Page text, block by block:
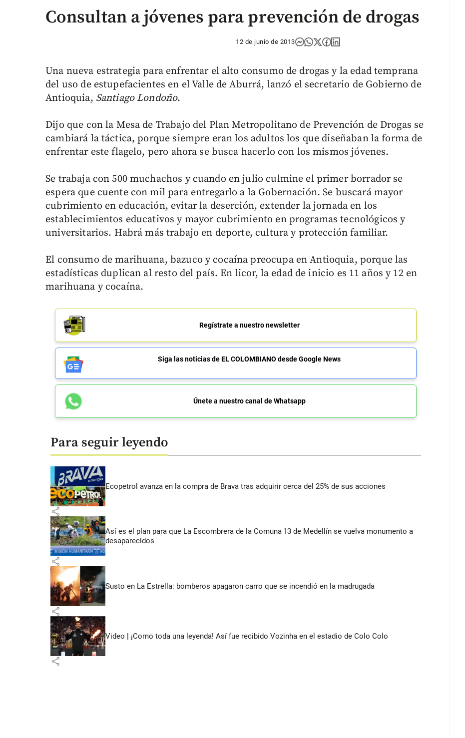
Consultan a jóvenes para prevención de drogas
12 de junio de 2013
Una nueva estrategia para enfrentar el alto consumo de drogas y la edad temprana
del uso de estupefacientes en el Valle de Aburrá, lanzó el secretario de Gobierno de
Antioquia, Santiago Londoño.
Dijo que con la Mesa de Trabajo del Plan Metropolitano de Prevención de Drogas se
cambiará la táctica, porque siempre eran los adultos los que diseñaban la forma de
enfrentar este flagelo, pero ahora se busca hacerlo con los mismos jóvenes.
Se trabaja con 500 muchachos y cuando en julio culmine el primer borrador se
espera que cuente con mil para entregarlo a la Gobernación. Se buscará mayor
cubrimiento en educación, evitar la deserción, extender la jornada en los
establecimientos educativos y mayor cubrimiento en programas tecnológicos y
universitarios. Habrá más trabajo en deporte, cultura y protección familiar.
El consumo de marihuana, bazuco y cocaína preocupa en Antioquia, porque las
estadísticas duplican al resto del país. En licor, la edad de inicio es 11 años y 12 en
marihuana y cocaína.
Regístrate a nuestro newsletter
Siga las noticias de EL COLOMBIANO desde Google News
Únete a nuestro canal de Whatsapp
Para seguir leyendo
Ecopetrol avanza en la compra de Brava tras adquirir cerca del 25% de sus acciones
share
Así es el plan para que La Escombrera de la Comuna 13 de Medellín se vuelva monumento a
desaparecidos
share
Susto en La Estrella: bomberos apagaron carro que se incendió en la madrugada
share
Video | ¡Como toda una leyenda! Así fue recibido Vozinha en el estadio de Colo Colo
share